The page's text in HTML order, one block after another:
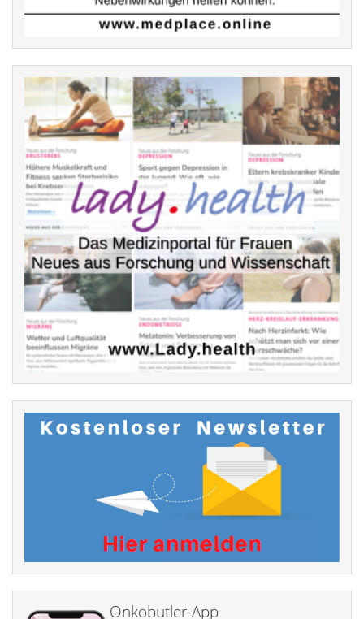
Onkobutler-App